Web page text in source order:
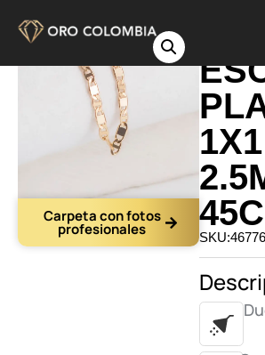
Carpeta con fotos
profesionales
1X1
SKU:46776